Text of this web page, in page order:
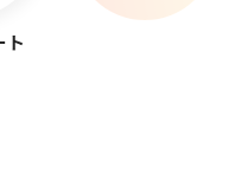
ト